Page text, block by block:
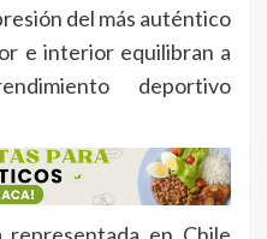
del más auténtico
e interior equilibran a
deportivo